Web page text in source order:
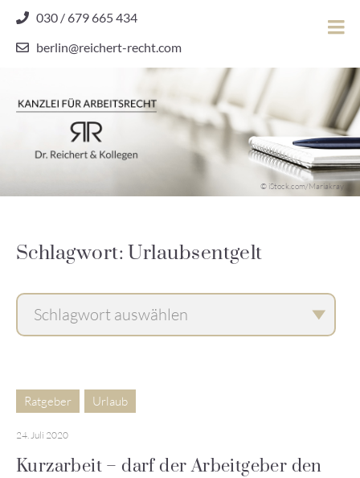
content
030 / 679 665 434
berlin@reichert-recht.com
Dr.
Reichert
Arbeitsrecht
© iStock.com/Mariakray
Schlagwort: Urlaubsentgelt
Ratgeber Urlaub
24. Juli 2020
Kurzarbeit – darf der Arbeitgeber den